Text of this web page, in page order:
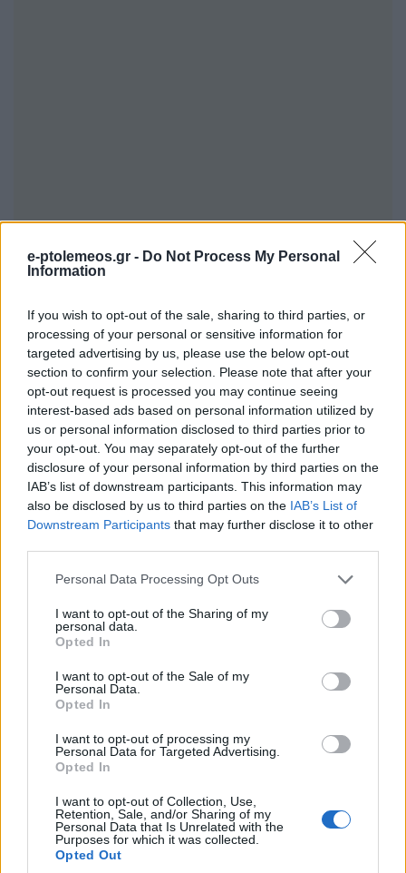
e-ptolemeos.gr - Do Not Process My Personal
Information
If you wish to opt-out of the sale, sharing to third parties, or
processing of your personal or sensitive information for
targeted advertising by us, please use the below opt-out
section to confirm your selection. Please note that after your
opt-out request is processed you may continue seeing
interest-based ads based on personal information utilized by
us or personal information disclosed to third parties prior to
your opt-out. You may separately opt-out of the further
disclosure of your personal information by third parties on the
IAB’s list of downstream participants. This information may
also be disclosed by us to third parties on the IAB’s List of
Downstream Participants that may further disclose it to other
Please note that this website/app uses one or more Google
not limited to your visit or usage behaviour. You may click to
grant or deny consent to Google and its third-party tags to
use your data for below specified purposes in below Google
consent section.
Personal Data Processing Opt Outs
I want to opt-out of the Sharing of my
personal data.
Opted In
I want to opt-out of the Sale of my
Personal Data.
Opted In
I want to opt-out of processing my
Personal Data for Targeted Advertising.
Opted In
I want to opt-out of Collection, Use,
Retention, Sale, and/or Sharing of my
Personal Data that Is Unrelated with the
Purposes for which it was collected.
Opted Out
Ως η πιο λογική πρόταση προβάλλει το να
διατηρηθεί το δικαίωμα της απόσπασης
αποκλειστικά για τους εκλεγμένους
Περιφερειακούς και Δημοτικούς Συμβούλους,
και να μην ισχύει για τους Τοπικούς
Συμβούλους των Κοινοτήτων.
αποσυρθεί άμεσα το
προεκλογικό Νομοσχέδιο –
“χαριστική βολή” στην
αυτοτέλεια της Τοπικής
Αυτοδιοίκησης»
24 Σεπτεμβρίου 2023, 3:44 μμ
Συμβουλίου Εορδαίας από
κατά πλειοψηφία με το
ψήφισμα της ΚΕΔΕ
ΚΕΔΕ: Η επόμενη μέρα της
Αυτοδιοίκησης με την
αλλαγή αρμοδιοτήτων